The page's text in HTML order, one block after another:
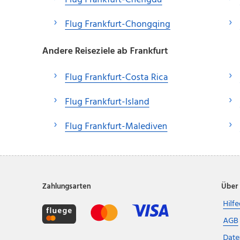
Flug Frankfurt-Chongqing
Andere Reiseziele ab Frankfurt
Flug Frankfurt-Costa Rica
Flug Frankfurt-Island
Flug Frankfurt-Malediven